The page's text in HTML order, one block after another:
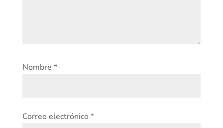
Nombre *
Correo electrónico*